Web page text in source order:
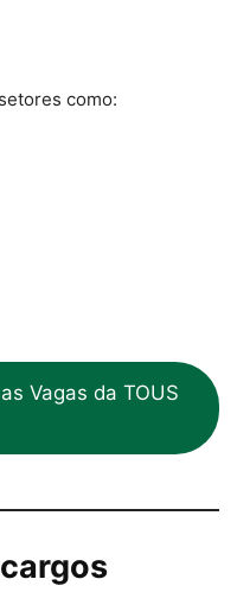
como:
Vagas da TOUS